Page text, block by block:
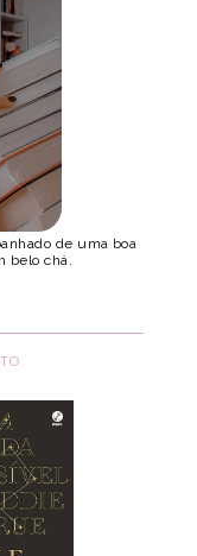
de uma boa
belo chá.